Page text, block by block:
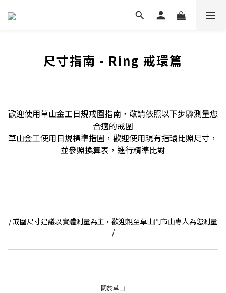
尺寸指南 - Ring 戒環篇
歡迎使用草山金工日規戒圍指南，敬請依照以下步驟測量您
合適的戒圍
草山金工使用日規標準指圍，歡迎使用現有指環比照尺寸，
並參照換算表，進行精準比對
/ 戒圍尺寸建議以實體測量為主，歡迎親至草山門市由專人為您測量
/
關於草山